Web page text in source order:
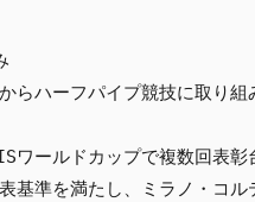
らハーフパイプ競技に取り
ワールドカップで複数回表彰
基準を満たし、ミラノ・コル